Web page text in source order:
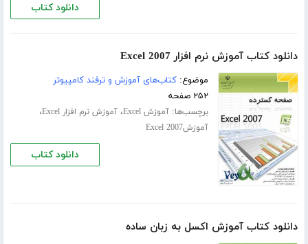
دانلود کتاب
دانلود کتاب آموزش نرم افزار Excel 2007
موضوع:کتاب‌های آموزش و ترفند کامپیوتر
۲۵۲ صفحه
برچسب‌ها:آموزش Excel ،آموزش نرم افزار Excel ،
آموزشExcel 2007
دانلود کتاب
دانلود کتاب آموزش اکسل به زبان ساده